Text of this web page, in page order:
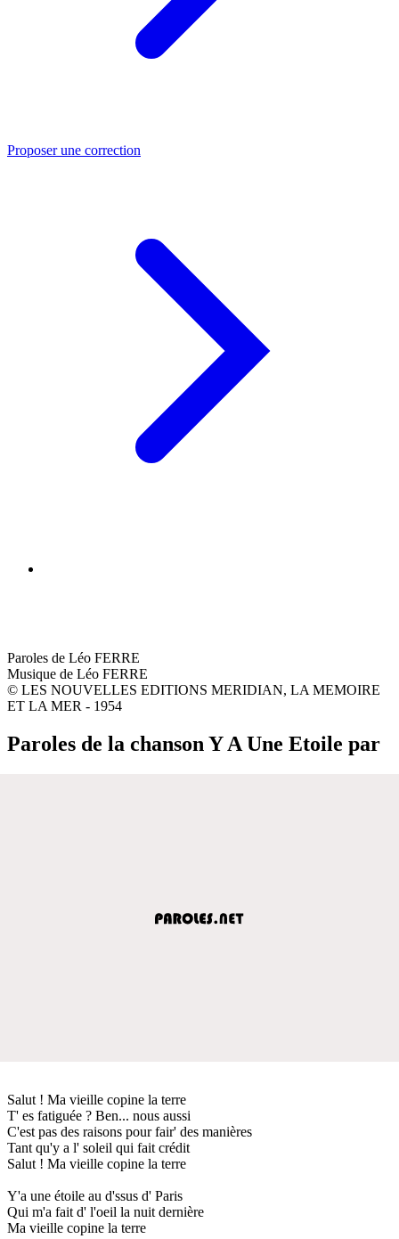
Proposer une correction
Paroles de Léo FERRE
Musique de Léo FERRE
© LES NOUVELLES EDITIONS MERIDIAN, LA MEMOIRE
ET LA MER - 1954
Paroles de la chanson Y A Une Etoile par
Salut ! Ma vieille copine la terre
T' es fatiguée ? Ben... nous aussi
C'est pas des raisons pour fair' des manières
Tant qu'y a l' soleil qui fait crédit
Salut ! Ma vieille copine la terre
Y'a une étoile au d'ssus d' Paris
Qui m'a fait d' l'oeil la nuit dernière
Ma vieille copine la terre